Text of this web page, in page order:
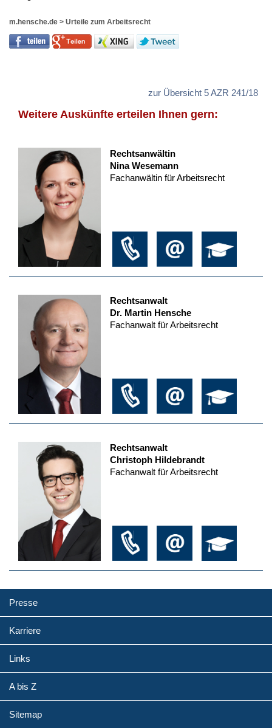
m.hensche.de > Urteile zum Arbeitsrecht
zur Übersicht 5 AZR 241/18
Weitere Auskünfte erteilen Ihnen gern:
Rechtsanwältin
Nina Wesemann
Fachanwältin für Arbeitsrecht
Rechtsanwalt
Dr. Martin Hensche
Fachanwalt für Arbeitsrecht
Rechtsanwalt
Christoph Hildebrandt
Fachanwalt für Arbeitsrecht
Presse
Karriere
Links
A bis Z
Sitemap